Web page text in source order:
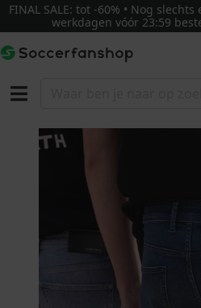
FINAL SALE: tot -60% • Nog
werkdagen vóór 23:59